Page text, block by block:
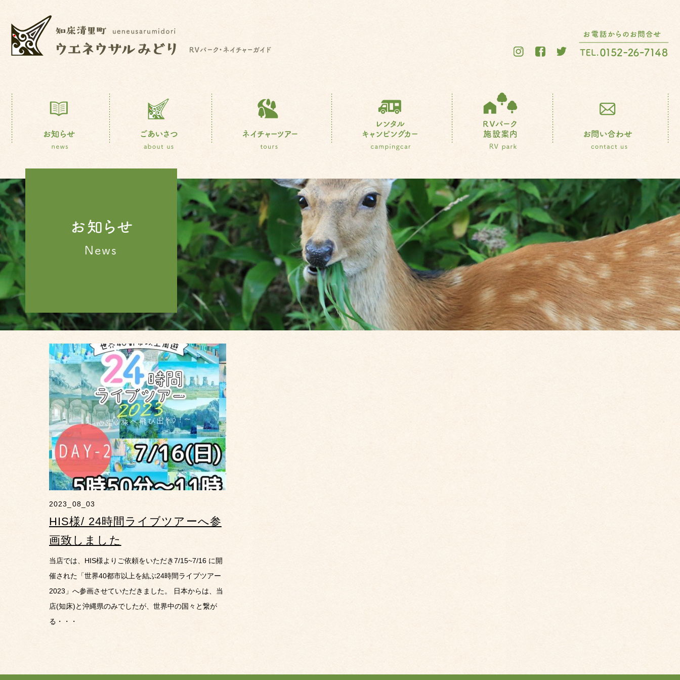
2023_08_03
HIS様/ 24時間ライブツアーへ参
画致しました
当店では、HIS様よりご依頼をいただき7/15~7/16 に開
催された「世界40都市以上を結ぶ24時間ライブツアー
2023」へ参画させていただきました。 日本からは、当
店(知床)と沖縄県のみでしたが、世界中の国々と繋が
る・・・